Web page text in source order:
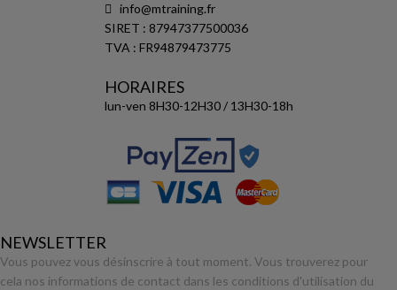
info@mtraining.fr
SIRET : 87947377500036
TVA : FR94879473775
HORAIRES
lun-ven 8H30-12H30 / 13H30-18h
NEWSLETTER
Vous pouvez vous désinscrire à tout moment. Vous trouverez pour
cela nos informations de contact dans les conditions d'utilisation du